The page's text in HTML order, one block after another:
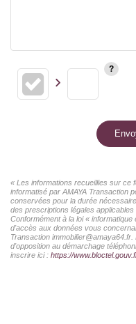
« Les informations recueillies sur ce
informatisé par AMAYA Transaction
conservées pour la durée
des prescriptions légales
Conformément à la loi «
d'accès aux données vous
Transaction
d'opposition au démarchage
inscrire ici : https://